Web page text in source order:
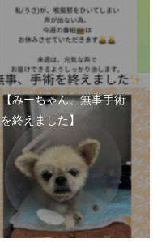
【みーちゃん、無事手術
を終えました】